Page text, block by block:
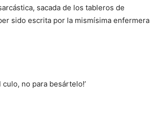
sacada de los tableros de
sido escrita por la mismísima enfermera
no para besártelo!’